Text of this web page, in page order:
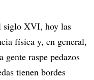
siglo XVI, hoy las
física y, en general,
gente raspe pedazos
tienen bordes